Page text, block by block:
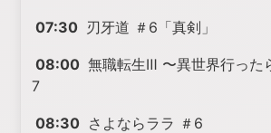
07:30 刃牙道 ＃6「真剣」
08:00 無職転生Ⅲ 〜異世界行った
7
08:30 さよならララ ＃6